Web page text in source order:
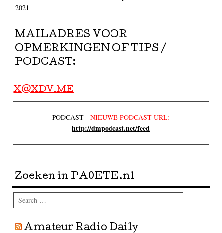
2021
MAILADRES VOOR
OPMERKINGEN OF TIPS /
PODCAST:
X@XDV.ME
PODCAST -NIEUWE PODCAST-URL:
http://dmpodcast.net/feed
Zoeken in PA0ETE.nl
Search
Amateur Radio Daily